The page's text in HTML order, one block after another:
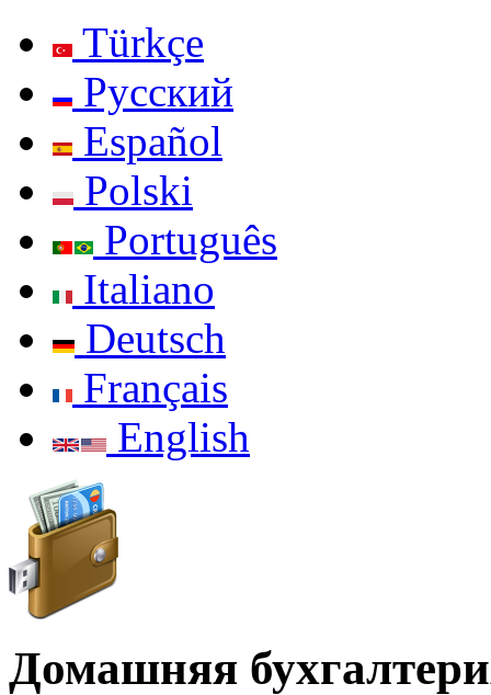
Türkçe
Русский
Español
Polski
Português
Italiano
Deutsch
Français
English
Домашняя